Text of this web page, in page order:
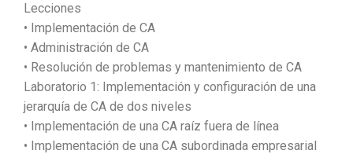
Lecciones
• Implementación de CA
• Administración de CA
• Resolución de problemas y mantenimiento de CA
Laboratorio 1: Implementación y configuración de una
jerarquía de CA de dos niveles
• Implementación de una CA raíz fuera de línea
• Implementación de una CA subordinada empresarial